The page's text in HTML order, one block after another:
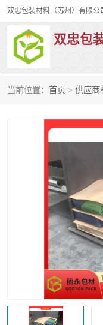
双忠包
当前位置： 首页 > 供应商
裹包网兜
托盘捆绑带